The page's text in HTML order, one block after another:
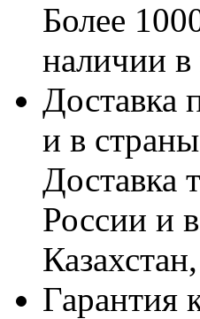
Более
наличии в
Доставка
и в
Доставка
России и
Гарантия